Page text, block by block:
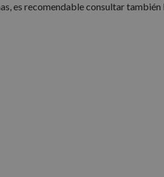
es recomendable consultar también